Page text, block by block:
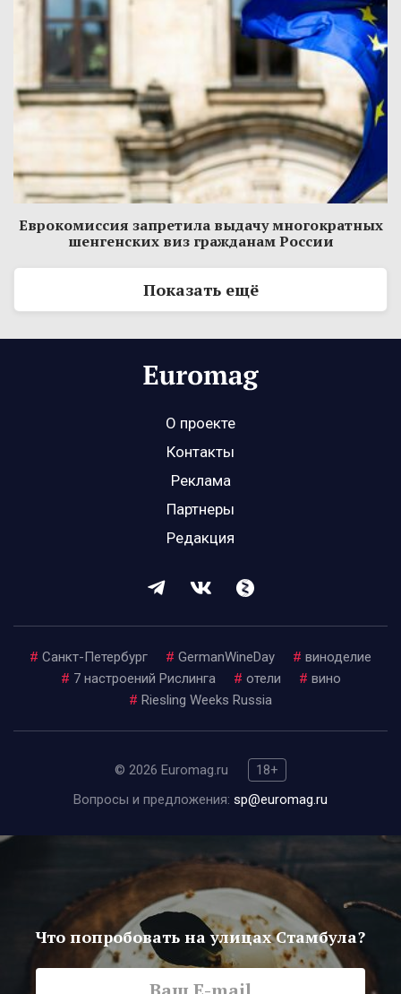
Еврокомиссия запретила выдачу многократных
шенгенских виз гражданам России
Показать ещё
О проекте
Контакты
Реклама
Партнеры
Редакция
# Санкт-Петербург # GermanWineDay # виноделие
# 7 настроений Рислинга # отели # вино
# Riesling Weeks Russia
© 2026 Euromag.ru
18+
Вопросы и предложения: sp@euromag.ru
Что попробовать на улицах Стамбула?